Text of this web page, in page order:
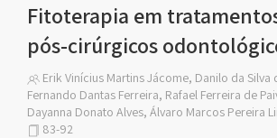
Fitoterapia em
pós-cirúrgicos
Erik Vinícius Martins Jácome, Danilo da Silva
Fernando Dantas Ferreira, Rafael Ferreira de
Dayanna Donato Alves, Álvaro Marcos Pereira
83-92